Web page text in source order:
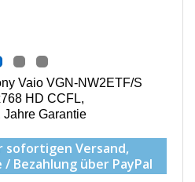
Vaio VGN-NW2ETF/S
HD CCFL,
Jahre Garantie
sofortigen Versand,
Bezahlung über PayPal